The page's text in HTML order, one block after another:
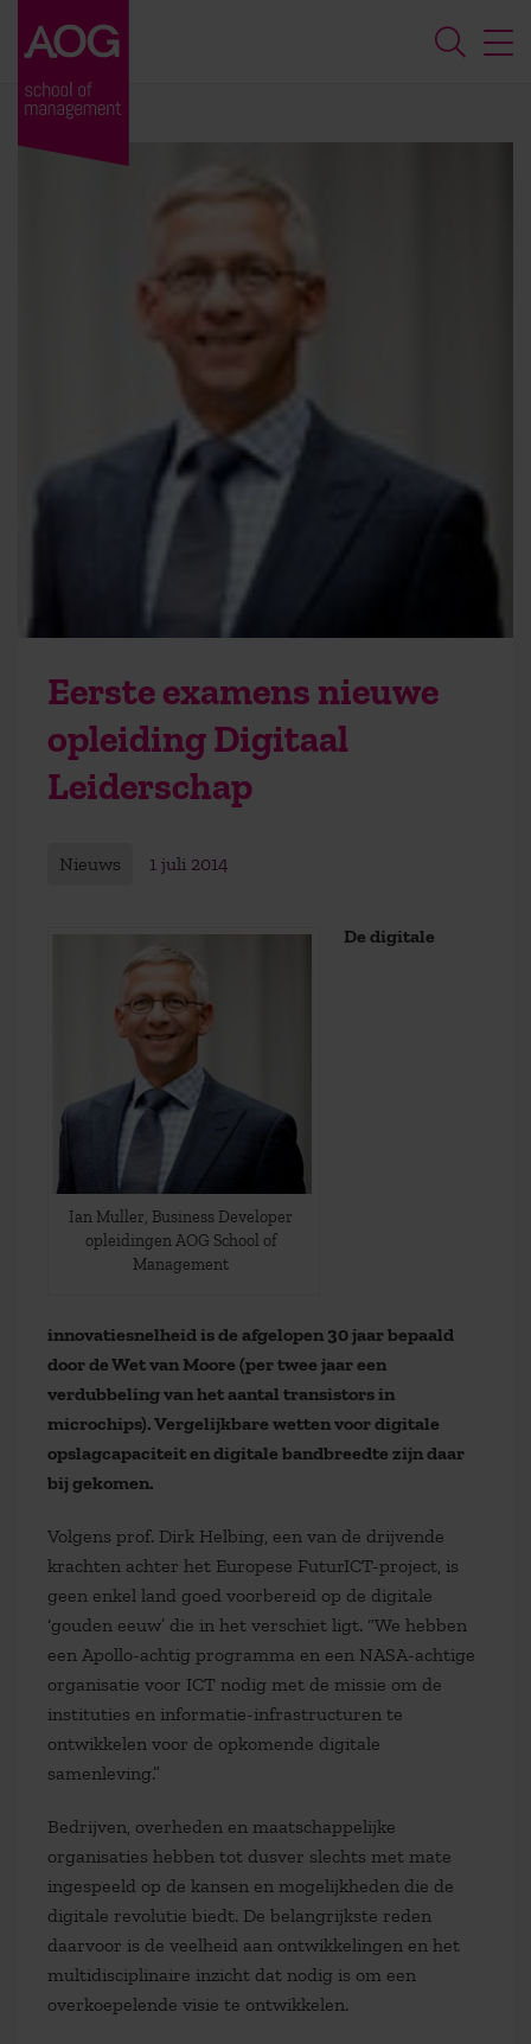
Eerste examens nieuwe
opleiding Digitaal
Leiderschap
Nieuws 1 juli 2014
Ian Muller, Business Developer
opleidingen AOG School of
Management
De digitale
innovatiesnelheid is de afgelopen 30 jaar bepaald
door de Wet van Moore (per twee jaar een
verdubbeling van het aantal transistors in
microchips). Vergelijkbare wetten voor digitale
opslagcapaciteit en digitale bandbreedte zijn daar
bij gekomen.
Volgens prof. Dirk Helbing, een van de drijvende
krachten achter het Europese FuturICT-project, is
geen enkel land goed voorbereid op de digitale
‘gouden eeuw’ die in het verschiet ligt. “We hebben
een Apollo-achtig programma en een NASA-achtige
organisatie voor ICT nodig met de missie om de
instituties en informatie-infrastructuren te
ontwikkelen voor de opkomende digitale
samenleving.”
Bedrijven, overheden en maatschappelijke
organisaties hebben tot dusver slechts met mate
ingespeeld op de kansen en mogelijkheden die de
digitale revolutie biedt. De belangrijkste reden
daarvoor is de veelheid aan ontwikkelingen en het
multidisciplinaire inzicht dat nodig is om een
overkoepelende visie te ontwikkelen.